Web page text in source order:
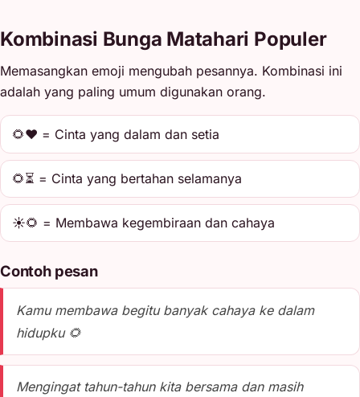
Kombinasi Bunga Matahari Populer
Memasangkan emoji mengubah pesannya. Kombinasi ini
adalah yang paling umum digunakan orang.
🌻❤️ = Cinta yang dalam dan setia
🌻⏳ = Cinta yang bertahan selamanya
☀️🌻 = Membawa kegembiraan dan cahaya
Contoh pesan
Kamu membawa begitu banyak cahaya ke dalam
hidupku 🌻
Mengingat tahun-tahun kita bersama dan masih